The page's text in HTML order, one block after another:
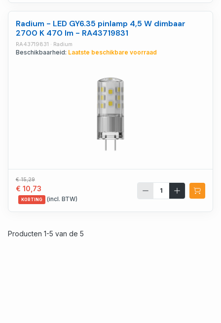
Radium - LED GY6.35 pinlamp 4,5 W dimbaar
2700 K 470 lm - RA43719831
RA43719831 · Radium
Beschikbaarheid: Laatste beschikbare voorraad
€ 15,29
€ 10,73
KORTING (incl. BTW)
Producten 1-5 van de 5